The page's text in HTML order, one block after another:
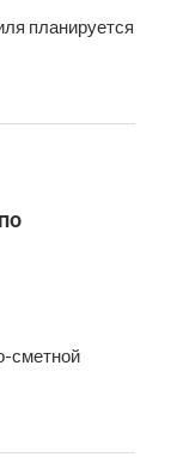
планируется
сметной